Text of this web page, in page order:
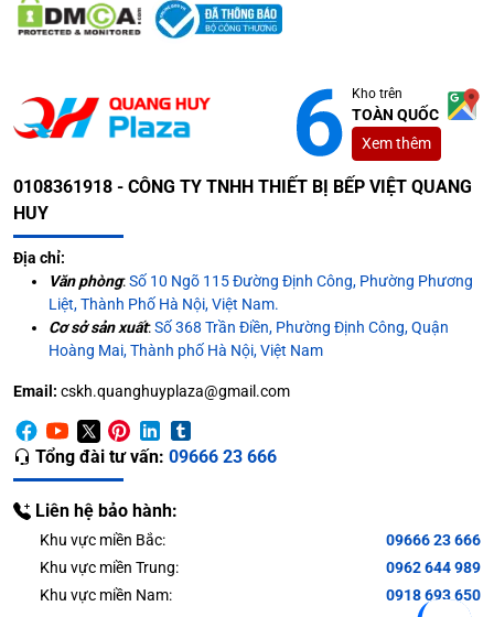
Kho trên
TOÀN QUỐC
Xem thêm
0108361918 - CÔNG TY TNHH THIẾT BỊ BẾP VIỆT QUANG
HUY
Địa chỉ:
Văn phòng:Số 10 Ngõ 115 Đường Định Công, Phường Phương
Liệt, Thành Phố Hà Nội, Việt Nam.
Cơ sở sản xuất:Số 368 Trần Điền, Phường Định Công, Quận
Hoàng Mai, Thành phố Hà Nội, Việt Nam
Email: cskh.quanghuyplaza@gmail.com
Tổng đài tư vấn: 09666 23 666
Liên hệ bảo hành:
Khu vực miền Bắc:
09666 23 666
Khu vực miền Trung:
0962 644 989
Khu vực miền Nam:
0918 693 650